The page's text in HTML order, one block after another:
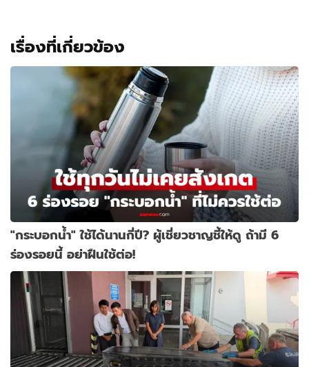
เรื่องที่เกี่ยวข้อง
"กระบอกน้ำ" ใช้ได้นานกี่ปี? ผู้เชี่ยวชาญชี้ให้ดู ถ้ามี 6
ร่องรอยนี้ อย่าฝืนใช้ต่อ!